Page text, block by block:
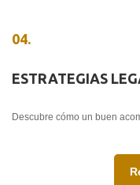
04.
ESTRATEGIAS
Descubre cómo un buen